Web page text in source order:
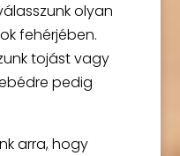
olyan
fehérjében.
tojást vagy
pedig
arra, hogy